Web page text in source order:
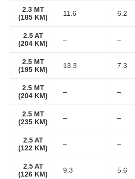
2.3 MT
(185 KM)
11.6 6.2
2.5 AT
(204 KM)
– –
2.5 MT
(195 KM)
13.3 7.3
2.5 MT
(204 KM)
– –
2.5 MT
(235 KM)
– –
2.5 AT
(122 KM)
– –
2.5 AT
(126 KM)
9.3 5.6